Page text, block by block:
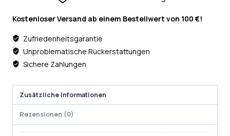
Kostenloser Versand ab einem Bestellwert von 100 €!
Zufriedenheitsgarantie
Unproblematische Rückerstattungen
Sichere Zahlungen
Zusätzliche Informationen
Rezensionen (0)